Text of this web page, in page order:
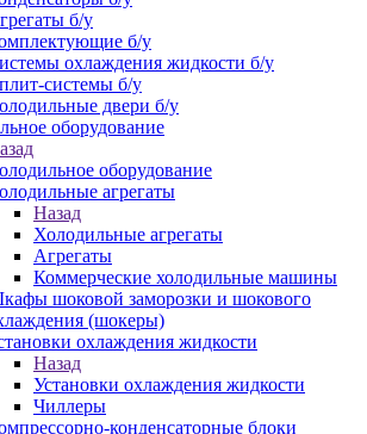
б/у
б/у
охлаждения жидкости б/у
системы б/у
двери б/у
оборудование
оборудование
агрегаты
Назад
Холодильные агрегаты
Агрегаты
Коммерческие холодильные машины
шоковой заморозки и шокового
(шокеры)
охлаждения жидкости
Назад
Установки охлаждения жидкости
Чиллеры
конденсаторные блоки